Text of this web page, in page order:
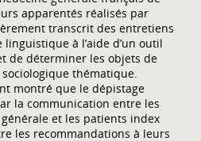
apparentés réalisés par
transcrit des entretiens
linguistique à l’aide d’un outil
de déterminer les objets de
thématique.
montré que le dépistage
la communication entre les
et les patients index
les recommandations à leurs